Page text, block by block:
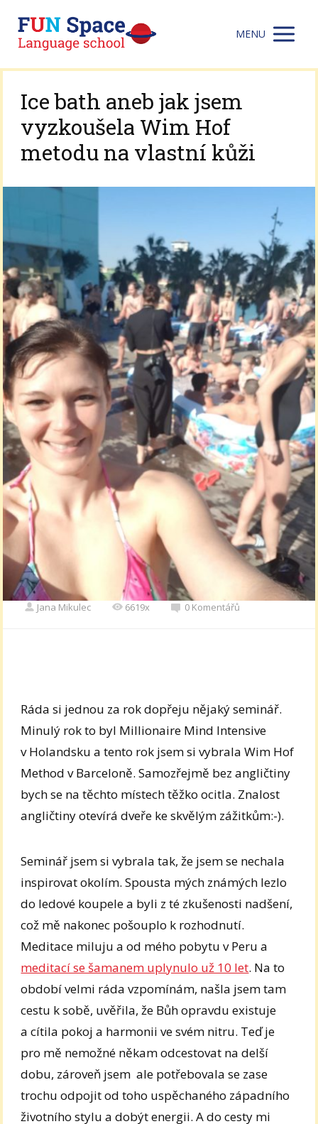
MENU
Ice bath aneb jak jsem
vyzkoušela Wim Hof
metodu na vlastní kůži
Jana Mikulec 6619x 0 Komentářů
Ráda si jednou za rok dopřeju nějaký seminář.
Minulý rok to byl Millionaire Mind Intensive
v Holandsku a tento rok jsem si vybrala Wim Hof
Method v Barceloně. Samozřejmě bez angličtiny
bych se na těchto místech těžko ocitla. Znalost
angličtiny otevírá dveře ke skvělým zážitkům:-).
Seminář jsem si vybrala tak, že jsem se nechala
inspirovat okolím. Spousta mých známých lezlo
do ledové koupele a byli z té zkušenosti nadšení,
což mě nakonec pošouplo k rozhodnutí.
Meditace miluju a od mého pobytu v Peru a
meditací se šamanem uplynulo už 10 let. Na to
období velmi ráda vzpomínám, našla jsem tam
cestu k sobě, uvěřila, že Bůh opravdu existuje
a cítila pokoj a harmonii ve svém nitru. Teď je
pro mě nemožné někam odcestovat na delší
dobu, zároveň jsem ale potřebovala se zase
trochu odpojit od toho uspěchaného západního
životního stylu a dobýt energii. A do cesty mi